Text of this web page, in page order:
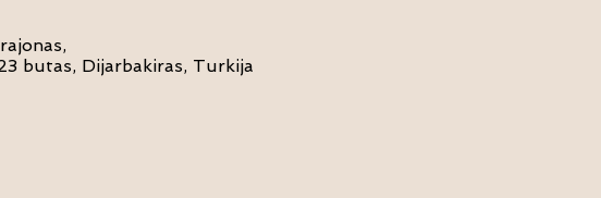
butas, Dijarbakiras, Turkija